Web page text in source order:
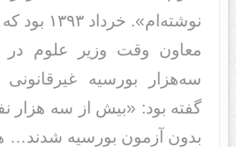
نوشته‌ام».
معاون وقت وزیر علوم
سه‌هزار بورسیه
بدون آزمون بورسیه شدند…